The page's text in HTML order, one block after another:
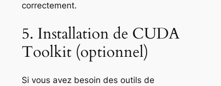
correctement.
5. Installation de CUDA
Toolkit (optionnel)
Si vous avez besoin des outils de